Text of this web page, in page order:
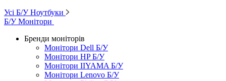
Усі Б/У Ноутбуки
Б/У Монітори
Бренди моніторів
Монітори Dell Б/У
Монітори HP Б/У
Монітори IIYAMA Б/У
Монітори Lenovo Б/У